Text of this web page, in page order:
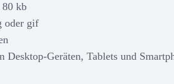
kb
oder gif
Desktop-Geräten, Tablets und